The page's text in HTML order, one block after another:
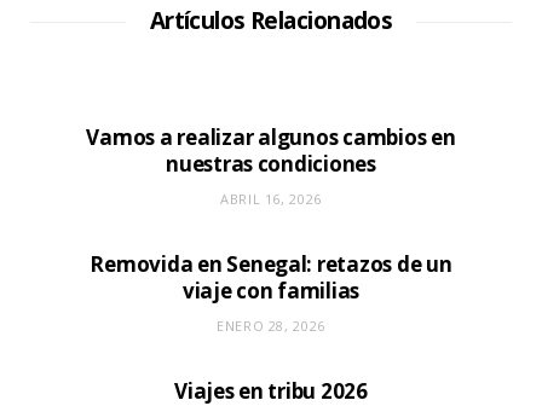
Artículos Relacionados
Vamos a realizar algunos cambios en
nuestras condiciones
ABRIL 16, 2026
Removida en Senegal: retazos de un
viaje con familias
ENERO 28, 2026
Viajes en tribu 2026